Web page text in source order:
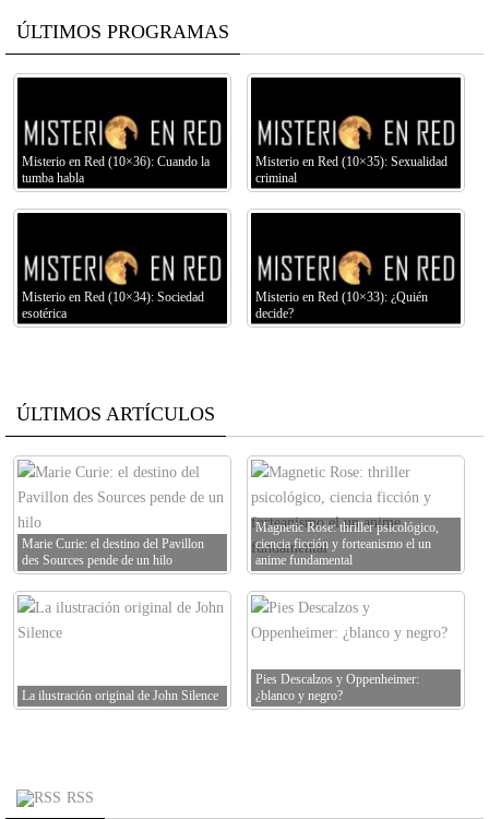
ÚLTIMOS PROGRAMAS
Misterio en Red (10×36): Cuando la
tumba habla
Misterio en Red (10×35): Sexualidad
criminal
Misterio en Red (10×34): Sociedad
esotérica
Misterio en Red (10×33): ¿Quién
decide?
ÚLTIMOS ARTÍCULOS
Marie Curie: el destino del Pavillon
des Sources pende de un hilo
Magnetic Rose: thriller psicológico,
ciencia ficción y forteanismo el un
anime fundamental
La ilustración original de John Silence
Pies Descalzos y Oppenheimer:
¿blanco y negro?
RSS